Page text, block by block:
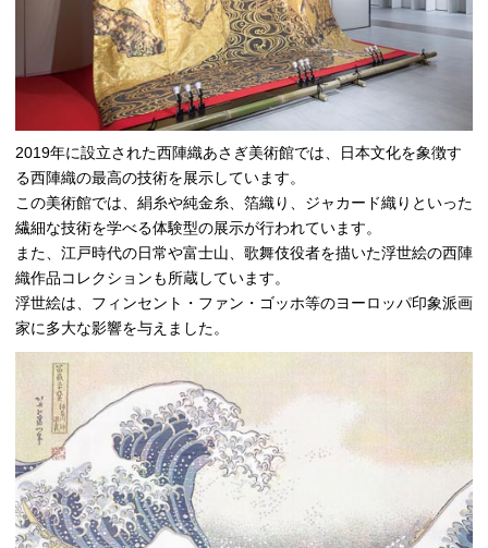
2019年に設立された西陣織あさぎ美術館では、日本文化を象徴す
る西陣織の最高の技術を展示しています。
この美術館では、絹糸や純金糸、箔織り、ジャカード織りといった
繊細な技術を学べる体験型の展示が行われています。
また、江戸時代の日常や富士山、歌舞伎役者を描いた浮世絵の西陣
織作品コレクションも所蔵しています。
浮世絵は、フィンセント・ファン・ゴッホ等のヨーロッパ印象派画
家に多大な影響を与えました。